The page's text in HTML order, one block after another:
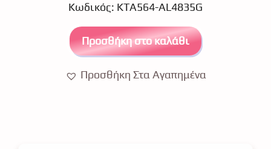
t
o
f
5
Κωδικός: ΚΤΑ564-AL4835G
Προσθήκη στο καλάθι
Προσθήκη Στα Αγαπημένα